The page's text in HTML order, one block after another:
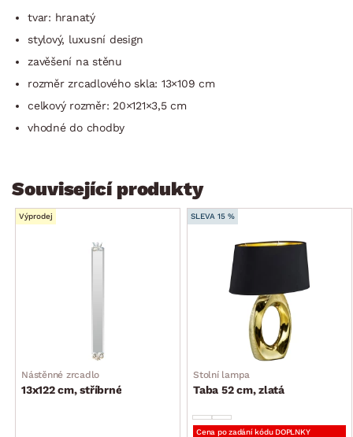
tvar: hranatý
stylový, luxusní design
zavěšení na stěnu
rozměr zrcadlového skla: 13×109 cm
celkový rozměr: 20×121×3,5 cm
vhodné do chodby
Související produkty
Výprodej
Nástěnné zrcadlo
13x122 cm, stříbrné
SLEVA 15 %
Stolní lampa
Taba 52 cm, zlatá
Cena po zadání kódu DOPLNKY